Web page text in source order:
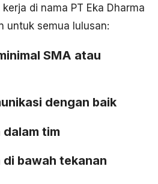
di nama PT Eka Dharma
untuk semua lulusan:
SMA atau
dengan baik
dalam tim
di bawah tekanan